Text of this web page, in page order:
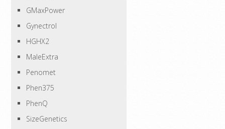
GMaxPower
Gynectrol
HGHX2
MaleExtra
Penomet
Phen375
PhenQ
SizeGenetics